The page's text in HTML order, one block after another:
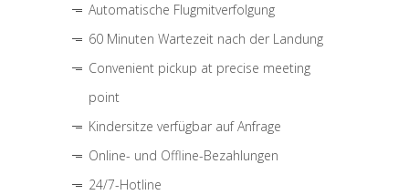
Automatische Flugmitverfolgung
60 Minuten Wartezeit nach der Landung
Convenient pickup at precise meeting
point
Kindersitze verfügbar auf Anfrage
Online- und Offline-Bezahlungen
24/7-Hotline